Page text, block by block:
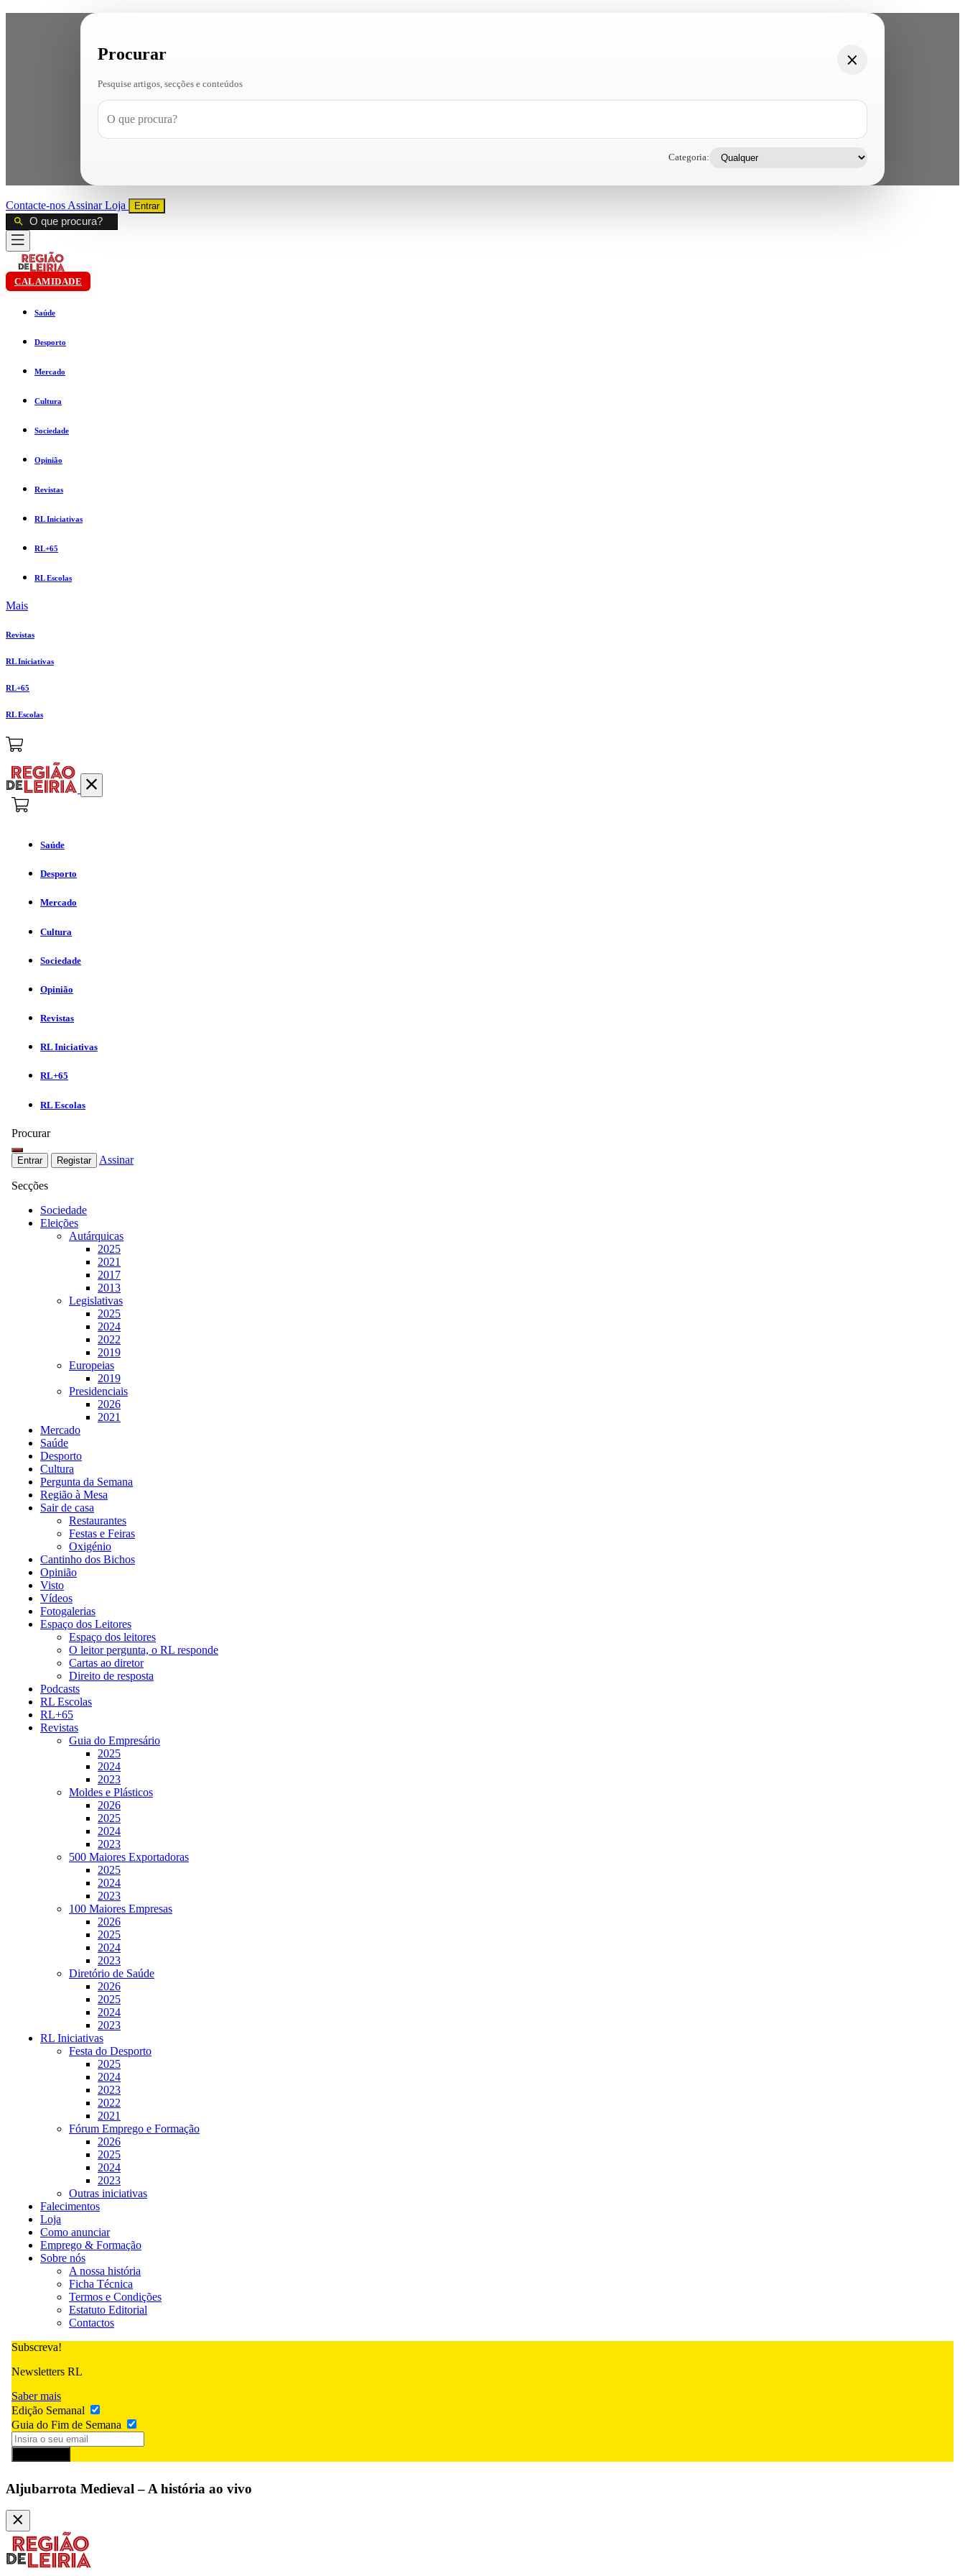
Procurar
Pesquise artigos, secções e conteúdos
Categoria:
Contacte-nos AssinarLoja Entrar
CALAMIDADE
Saúde
Desporto
Mercado
Cultura
Sociedade
Opinião
Revistas
RL Iniciativas
RL+65
RL Escolas
Mais
Revistas
RL Iniciativas
RL+65
RL Escolas
Saúde
Desporto
Mercado
Cultura
Sociedade
Opinião
Revistas
RL Iniciativas
RL+65
RL Escolas
Procurar
Entrar Registar Assinar
Secções
Sociedade
Eleições
Autárquicas
2025
2021
2017
2013
Legislativas
2025
2024
2022
2019
Europeias
2019
Presidenciais
2026
2021
Mercado
Saúde
Desporto
Cultura
Pergunta da Semana
Região à Mesa
Sair de casa
Restaurantes
Festas e Feiras
Oxigénio
Cantinho dos Bichos
Opinião
Visto
Vídeos
Fotogalerias
Espaço dos Leitores
Espaço dos leitores
O leitor pergunta, o RL responde
Cartas ao diretor
Direito de resposta
Podcasts
RL Escolas
RL+65
Revistas
Guia do Empresário
2025
2024
2023
Moldes e Plásticos
2026
2025
2024
2023
500 Maiores Exportadoras
2025
2024
2023
100 Maiores Empresas
2026
2025
2024
2023
Diretório de Saúde
2026
2025
2024
2023
RL Iniciativas
Festa do Desporto
2025
2024
2023
2022
2021
Fórum Emprego e Formação
2026
2025
2024
2023
Outras iniciativas
Falecimentos
Loja
Como anunciar
Emprego & Formação
Sobre nós
A nossa história
Ficha Técnica
Termos e Condições
Estatuto Editorial
Contactos
Subscreva!
Newsletters RL
Saber mais
Edição Semanal
Guia do Fim de Semana
Aljubarrota Medieval – A história ao vivo